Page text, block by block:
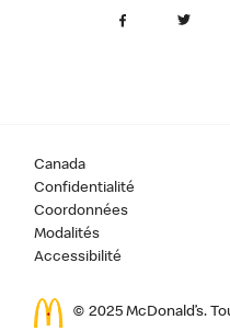
Canada
Confidentialité
Coordonnées
Modalités
Accessibilité
© 2025 McDonald’s.